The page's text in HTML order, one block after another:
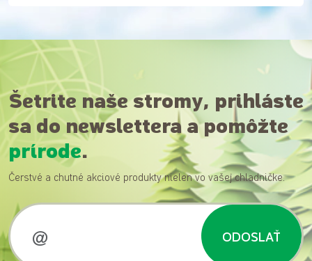
Šetrite naše stromy, prihláste
sa do newslettera a pomôžte
prírode.
Čerstvé a chutné akciové produkty nielen vo vašej chladničke.
ODOSLAŤ